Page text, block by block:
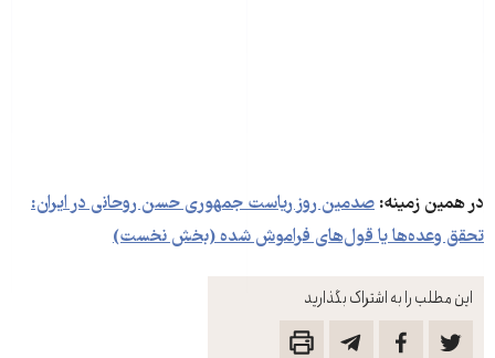
این مطلب را به اشتراک بگذارید
در همین زمینه: صدمین روز ریاست جمهوری حسن روحانی در ایران:
تحقق وعده‌ها یا قول‌های فراموش شده (بخش نخست)